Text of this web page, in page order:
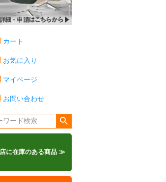
カート
お気に入り
マイページ
お問い合わせ
に在庫のある商品 ≫